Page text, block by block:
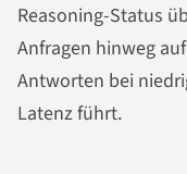
Reasoning-Status
Anfragen hinweg
Antworten bei
Latenz führt.